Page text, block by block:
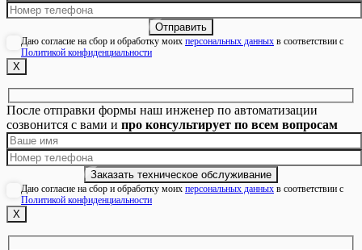
Даю согласие на сбор и обработку моих персональных данных в соответствии с
Политикой конфиденциальности
Х
После отправки формы наш инженер по автоматизации
созвонится с вами и про консультирует по всем вопросам
Даю согласие на сбор и обработку моих персональных данных в соответствии с
Политикой конфиденциальности
Х